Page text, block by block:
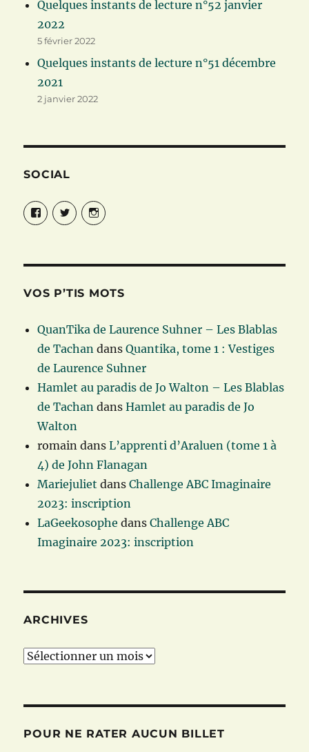
Quelques instants de lecture n°52 janvier
2022
5 février 2022
Quelques instants de lecture n°51 décembre
2021
2 janvier 2022
SOCIAL
FacebookTwitterInstagram
VOS P’TIS MOTS
QuanTika de Laurence Suhner – Les Blablas
de Tachan dansQuantika, tome 1 : Vestiges
de Laurence Suhner
Hamlet au paradis de Jo Walton – Les Blablas
de Tachan dansHamlet au paradis de Jo
Walton
romain dansL’apprenti d’Araluen (tome 1 à
4) de John Flanagan
Mariejuliet dansChallenge ABC Imaginaire
2023: inscription
LaGeekosophe dansChallenge ABC
Imaginaire 2023: inscription
ARCHIVES
Archives
POUR NE RATER AUCUN BILLET